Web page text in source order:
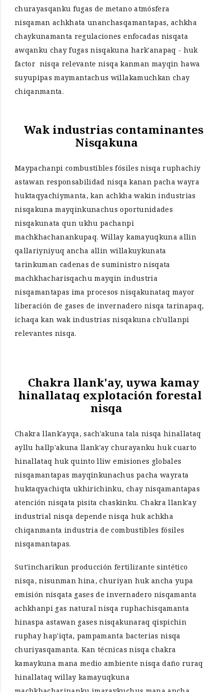
churayasqanku fugas de metano atmósfera
nisqaman achkhata unanchasqamantapas, achkha
chaykunamanta regulaciones enfocadas nisqata
awqanku chay fugas nisqakuna hark'anapaq - huk
factor nisqa relevante nisqa kanman mayqin hawa
suyupipas maymantachus willakamuchkan chay
chiqanmanta.
Wak industrias contaminantes
Nisqakuna
Maypachanpi combustibles fósiles nisqa ruphachiy
astawan responsabilidad nisqa kanan pacha wayra
huktaqyachiymanta, kan achkha wakin industrias
nisqakuna mayqinkunachus oportunidades
nisqakunata qun ukhu pachanpi
machkhachanankupaq. Willay kamayuqkuna allin
qallariyniyuq ancha allin willakuykunata
tarinkuman cadenas de suministro nisqata
machkhacharisqachu mayqin industria
nisqamantapas ima procesos nisqakunataq mayor
liberación de gases de invernadero nisqa tarinapaq,
ichaqa kan wak industrias nisqakuna ch'ullanpi
relevantes nisqa.
Chakra llank'ay, uywa kamay
hinallataq explotación forestal
nisqa
Chakra llank'ayqa, sach'akuna tala nisqa hinallataq
ayllu hallp'akuna llank'ay churayanku huk cuarto
hinallataq huk quinto lliw emisiones globales
nisqamantapas mayqinkunachus pacha wayrata
huktaqyachiqta ukhirichinku, chay nisqamantapas
atención nisqata pisita chaskinku. Chakra llank'ay
industrial nisqa depende nisqa huk achkha
chiqanmanta industria de combustibles fósiles
nisqamantapas.
Sut'incharikun producción fertilizante sintético
nisqa, nisunman hina, churiyan huk ancha yupa
emisión nisqata gases de invernadero nisqamanta
achkhanpi gas natural nisqa ruphachisqamanta
hinaspa astawan gases nisqakunaraq qispichin
ruphay hap'iqta, pampamanta bacterias nisqa
churiyasqamanta. Kan técnicas nisqa chakra
kamaykuna mana medio ambiente nisqa daño ruraq
hinallataq willay kamayuqkuna